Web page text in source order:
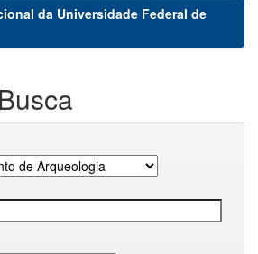
da Universidade Federal de